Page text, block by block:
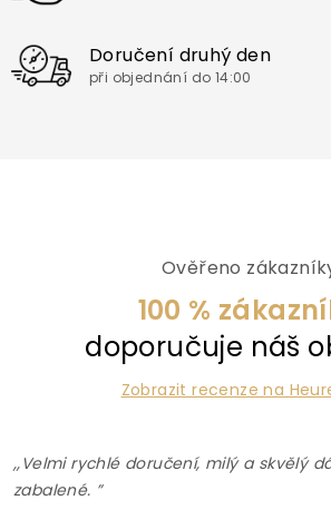
Doručení druhý den
při objednání do 14:00
Ověřeno
100 %
doporučuje náš
Zobrazit recenze na
,,Velmi rychlé doručení, milý a skvělý
zabalené. ”